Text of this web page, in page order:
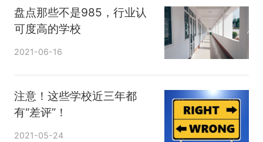
盘点那些不是985，行业认
可度高的学校
2021-06-16
注意！这些学校近三年都
有“差评”！
2021-05-24